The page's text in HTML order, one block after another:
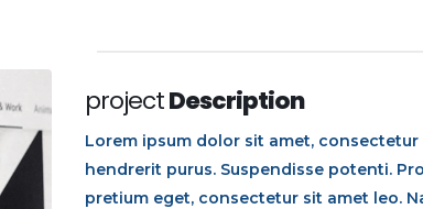
projectDescription
Lorem ipsum dolor sit amet,
hendrerit purus. Suspendisse potenti.
pretium eget, consectetur sit amet leo.